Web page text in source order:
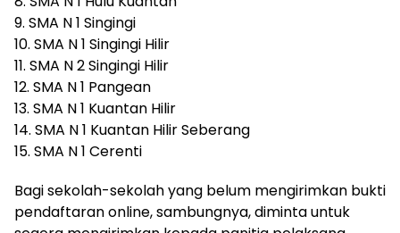
9. SMA N 1 Singingi
10. SMA N 1 Singingi Hilir
11. SMA N 2 Singingi Hilir
12. SMA N 1 Pangean
13. SMA N 1 Kuantan Hilir
14. SMA N 1 Kuantan Hilir Seberang
15. SMA N 1 Cerenti
Bagi sekolah-sekolah yang belum mengirimkan bukti
pendaftaran online, sambungnya, diminta untuk